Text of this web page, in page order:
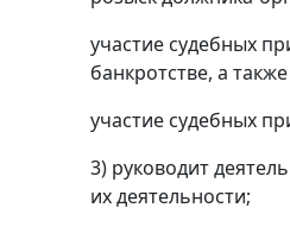
участие судебных
банкротстве, а
участие судебных
3) руководит
их деятельности;